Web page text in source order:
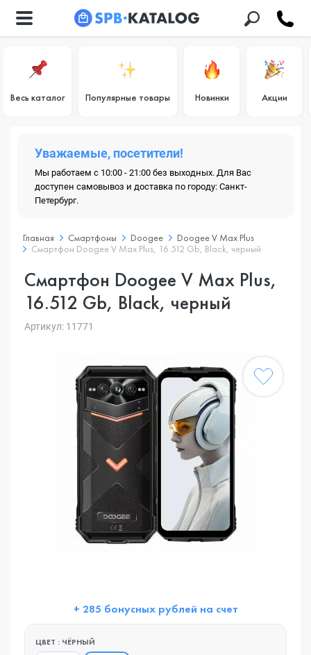
Весь каталог Популярные товары Новинки Акции
Уважаемые, посетители!
Мы работаем с 10:00 - 21:00 без выходных. Для Вас
доступен самовывоз и доставка по городу: Санкт-
Петербург.
Главная Смартфоны Doogee
Doogee V Max Plus
Смартфон Doogee V Max Plus, 16.512 Gb, Black, черный
Смартфон Doogee V Max Plus,
16.512 Gb, Black, черный
Артикул: 11771
+ 285 бонусных рублей на счет
ЦВЕТ : ЧЁРНЫЙ